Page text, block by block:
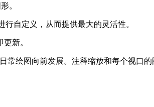
。
自定义，从而提供最大的灵活性。
新。
常绘图向前发展。注释缩放和每个视口